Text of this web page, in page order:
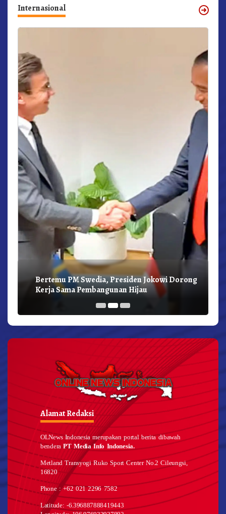
Internasional
Bertemu PM Swedia, Presiden Jokowi Dorong
Kerja Sama Pembangunan Hijau
Alamat Redaksi
OLNews Indonesia merupakan portal berita dibawah
benderaPT Media Info Indonesia.
Metland Transyogi Ruko Sport Center No.2 Cileungsi,
16820
Phone : +62 021 2296 7582
Latitude: -6.396887888419443